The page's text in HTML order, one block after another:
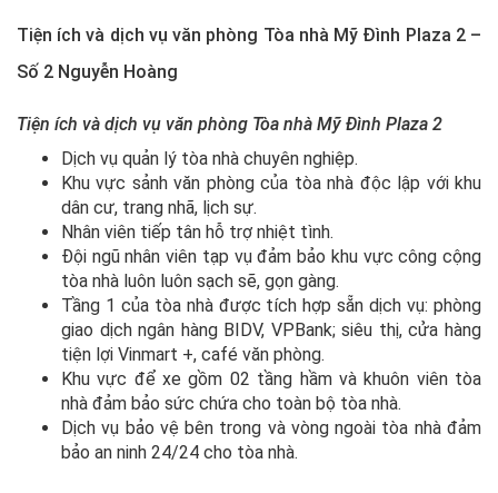
Tiện ích và dịch vụ văn phòng Tòa nhà Mỹ Đình Plaza 2 –
Số 2 Nguyễn Hoàng
Tiện ích và dịch vụ văn phòng Tòa nhà Mỹ Đình Plaza 2
Dịch vụ quản lý tòa nhà chuyên nghiệp.
Khu vực sảnh văn phòng của tòa nhà độc lập với khu
dân cư, trang nhã, lịch sự.
Nhân viên tiếp tân hỗ trợ nhiệt tình.
Đội ngũ nhân viên tạp vụ đảm bảo khu vực công cộng
tòa nhà luôn luôn sạch sẽ, gọn gàng.
Tầng 1 của tòa nhà được tích hợp sẵn dịch vụ: phòng
giao dịch ngân hàng BIDV, VPBank; siêu thị, cửa hàng
tiện lợi Vinmart +, café văn phòng.
Khu vực để xe gồm 02 tầng hầm và khuôn viên tòa
nhà đảm bảo sức chứa cho toàn bộ tòa nhà.
Dịch vụ bảo vệ bên trong và vòng ngoài tòa nhà đảm
bảo an ninh 24/24 cho tòa nhà.